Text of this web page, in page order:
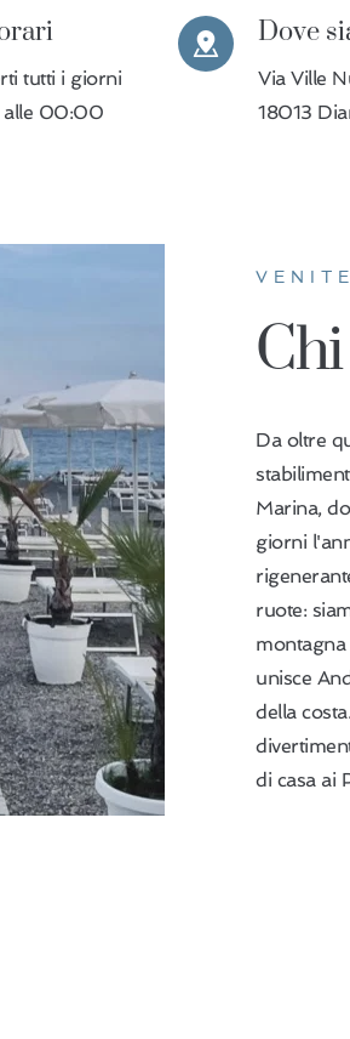
tutti i giorni
alle 00:00
Dove
Via Ville
18013
Da oltre
Marina,
giorni
ruote:
unisce
della
di casa ai